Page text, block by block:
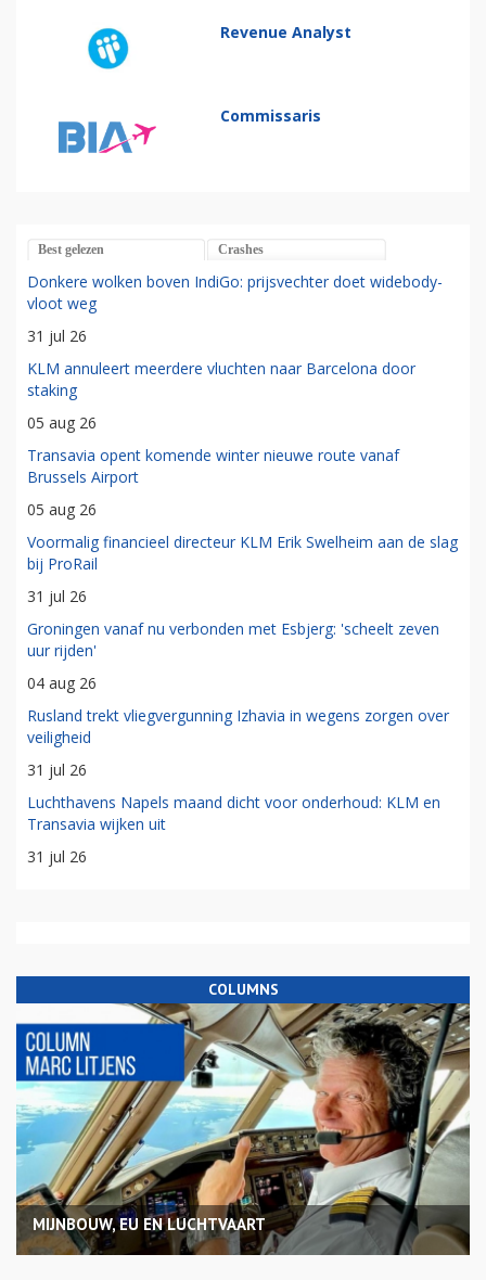
Revenue Analyst
Commissaris
Best gelezen Crashes
Donkere wolken boven IndiGo: prijsvechter doet widebody-
vloot weg
31 jul 26
KLM annuleert meerdere vluchten naar Barcelona door
staking
05 aug 26
Transavia opent komende winter nieuwe route vanaf
Brussels Airport
05 aug 26
Voormalig financieel directeur KLM Erik Swelheim aan de slag
bij ProRail
31 jul 26
Groningen vanaf nu verbonden met Esbjerg: 'scheelt zeven
uur rijden'
04 aug 26
Rusland trekt vliegvergunning Izhavia in wegens zorgen over
veiligheid
31 jul 26
Luchthavens Napels maand dicht voor onderhoud: KLM en
Transavia wijken uit
31 jul 26
COLUMNS
MIJNBOUW, EU EN LUCHTVAART